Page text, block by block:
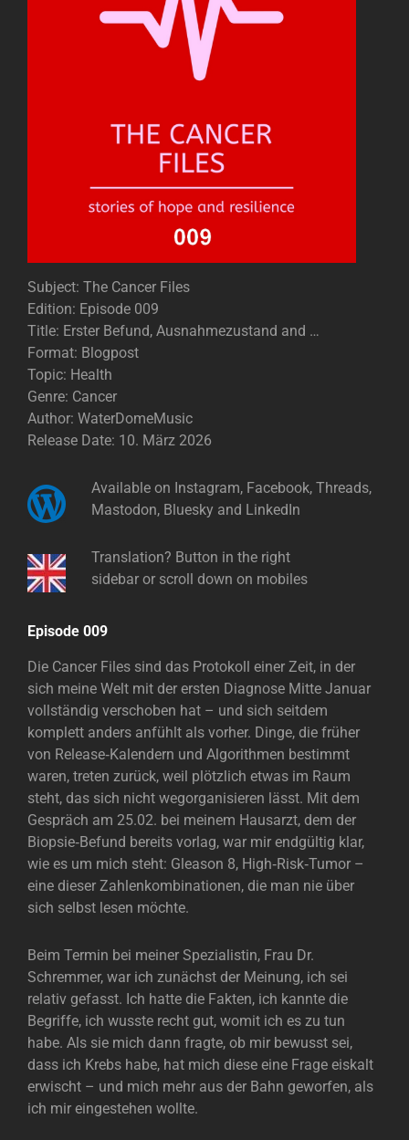
Subject: The Cancer Files
Edition: Episode 009
Title: Erster Befund, Ausnahmezustand and …
Format: Blogpost
Topic: Health
Genre: Cancer
Author: WaterDomeMusic
Release Date: 10. März 2026​
Available on Instagram, Facebook, Threads,
Mastodon, Bluesky and LinkedIn
Translation? Button in the right
sidebar or scroll down on mobiles
Episode 009
Die Cancer Files sind das Protokoll einer Zeit, in der
sich meine Welt mit der ersten Diagnose Mitte Januar
vollständig verschoben hat – und sich seitdem
komplett anders anfühlt als vorher. Dinge, die früher
von Release‑Kalendern und Algorithmen bestimmt
waren, treten zurück, weil plötzlich etwas im Raum
steht, das sich nicht wegorganisieren lässt. Mit dem
Gespräch am 25.02. bei meinem Hausarzt, dem der
Biopsie‑Befund bereits vorlag, war mir endgültig klar,
wie es um mich steht: Gleason 8, High‑Risk‑Tumor –
eine dieser Zahlenkombinationen, die man nie über
sich selbst lesen möchte.
Beim Termin bei meiner Spezialistin, Frau Dr.
Schremmer, war ich zunächst der Meinung, ich sei
relativ gefasst. Ich hatte die Fakten, ich kannte die
Begriffe, ich wusste recht gut, womit ich es zu tun
habe. Als sie mich dann fragte, ob mir bewusst sei,
dass ich Krebs habe, hat mich diese eine Frage eiskalt
erwischt – und mich mehr aus der Bahn geworfen, als
ich mir eingestehen wollte.